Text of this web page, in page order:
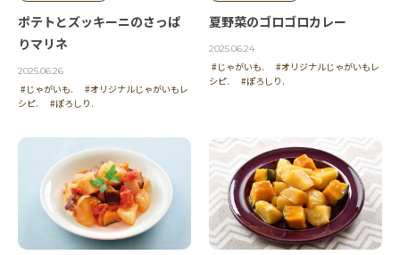
ポテトとズッキーニのさっぱ
りマリネ
2025.06.26
#じゃがいも.
#オリジナルじゃがいもレ
シピ.
#ぽろしり.
夏野菜のゴロゴロカレー
2025.06.24
#じゃがいも.
#オリジナルじゃがいもレ
シピ.
#ぽろしり.